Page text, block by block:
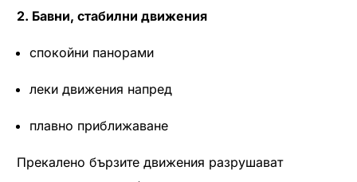
2. Бавни, стабилни движения
спокойни панорами
леки движения напред
плавно приближаване
Прекалено бързите движения разрушават